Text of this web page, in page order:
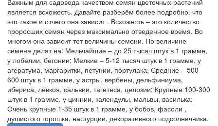
Важным для садовода качеством семян цветочных растений
является всхожесть. Давайте разберём более подробно: что
это такое и отчего она зависит . Всхожесть – это количество
проросших семян через максимально отведенное время. Во
многом она зависит тот величины семени. По величине
семена делят на: Мельчайшие – до 25 тысяч штук в 1 грамме,
у лобелии, бегонии; Мелкие – 5-12 тысяч штук в 1 грамме, у
агератума, маргаритки, петунии, портулака; Средние – 500-
600 штук в 1 грамме, у астры, вербены, дельфиниума,
ибериса, левкоя, сальвии, тагетеса, целозии; Крупные 100-300
штук в 1 грамме, у циннии, календулы, мальвы, василька;
Очень крупные 1-35 штук в 1 грамме, у бобов, фасоли ,
душистого горошка, настурции, декоративного подсолнечника.